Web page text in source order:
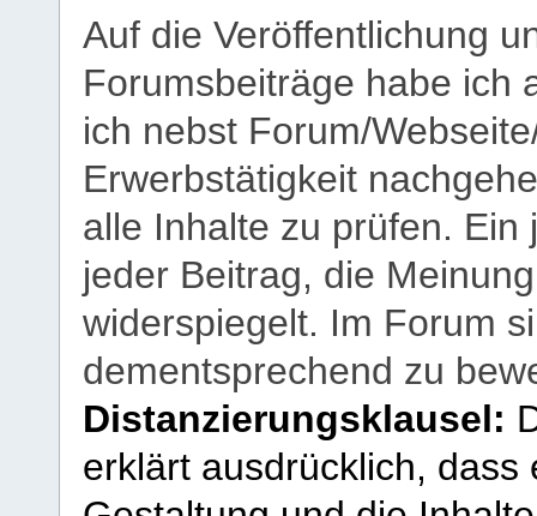
Auf die Veröffentlichung
Forumsbeiträge habe ich
ich nebst Forum/
Erwerbstätigkeit
alle Inhalte zu prüfen.
jeder Beitrag, die
widerspiegelt. Im Forum
dementsprechend zu
Distanzierungsklausel:
erklärt ausdrücklich,